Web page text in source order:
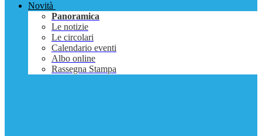
Novità
Panoramica
Le notizie
Le circolari
Calendario eventi
Albo online
Rassegna Stampa